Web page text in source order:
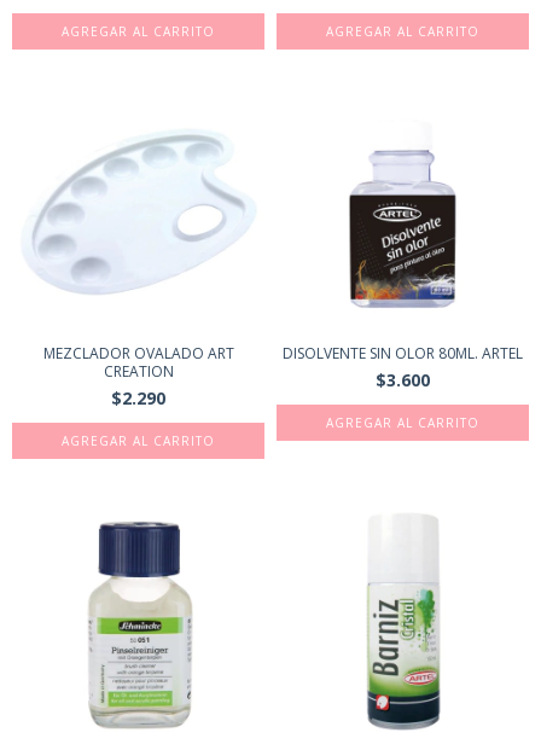
MEZCLADOR OVALADO ART
CREATION
$2.290
DISOLVENTE SIN OLOR 80ML. ARTEL
$3.600